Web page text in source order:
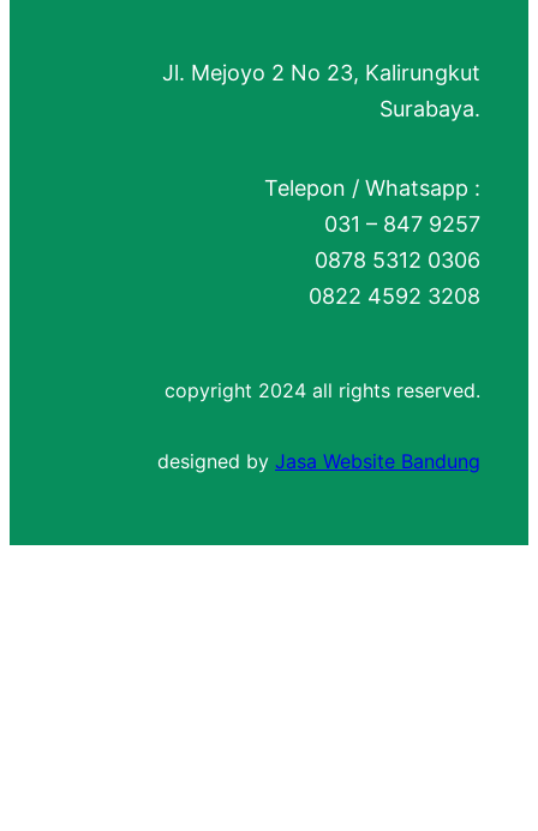
Jl. Mejoyo 2 No 23, Kalirungkut
Surabaya.
Telepon / Whatsapp :
031 – 847 9257
0878 5312 0306
0822 4592 3208
copyright 2024 all rights reserved.
designed by Jasa Website Bandung